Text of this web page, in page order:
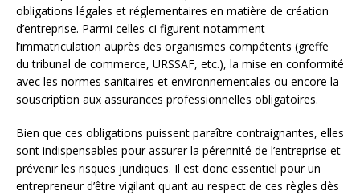
obligations légales et réglementaires en matière de création
d’entreprise. Parmi celles-ci figurent notamment
l’immatriculation auprès des organismes compétents (greffe
du tribunal de commerce, URSSAF, etc.), la mise en conformité
avec les normes sanitaires et environnementales ou encore la
souscription aux assurances professionnelles obligatoires.
Bien que ces obligations puissent paraître contraignantes, elles
sont indispensables pour assurer la pérennité de l’entreprise et
prévenir les risques juridiques. Il est donc essentiel pour un
entrepreneur d’être vigilant quant au respect de ces règles dès